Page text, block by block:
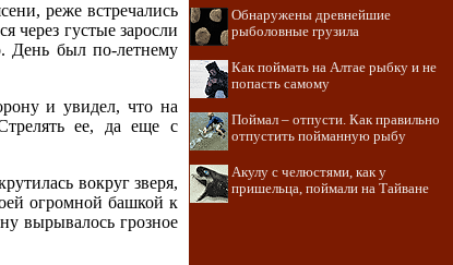
реже встречались
через густые заросли
День был по-летнему
и увидел, что на
ее, да еще с
вокруг зверя,
огромной башкой к
вырывалось грозное
Обнаружены древнейшие
рыболовные грузила
Как поймать на Алтае рыбку и не
попасть самому
Поймал – отпусти. Как правильно
отпустить пойманную рыбу
Акулу с челюстями, как у
пришельца, поймали на Тайване